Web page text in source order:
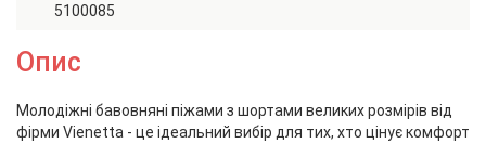
Опис
Молодіжні бавовняні піжами з шортами великих розмірів від
фірми Vienetta - це ідеальний вибір для тих, хто цінує комфорт